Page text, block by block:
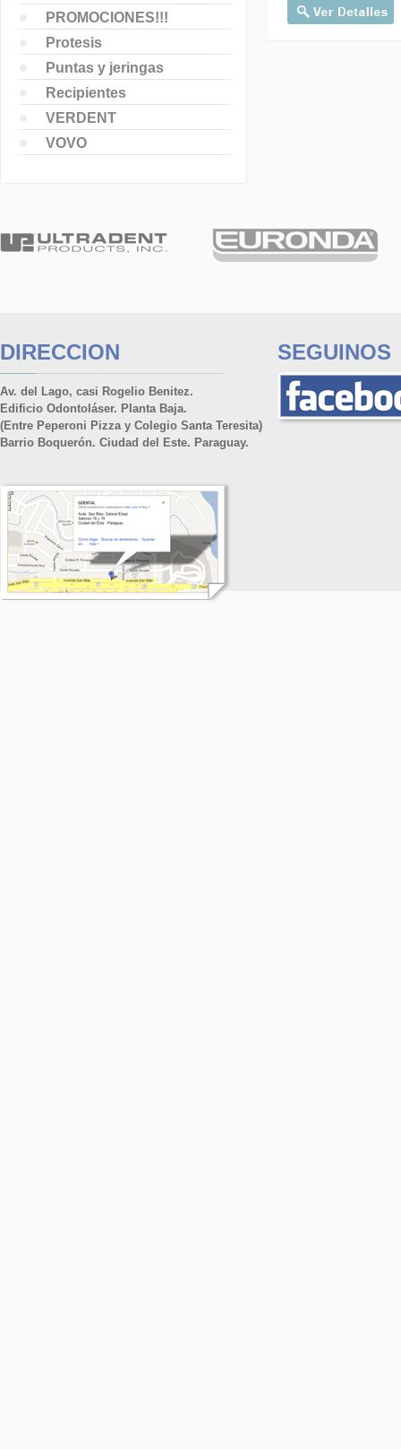
PROMOCIONES!!!
Protesis
Puntas y jeringas
Recipientes
VERDENT
VOVO
DIRECCION
Av. del Lago, casi Rogelio Benitez.
Edificio Odontoláser. Planta Baja.
(Entre Peperoni Pizza y Colegio Santa Teresita)
Barrio Boquerón. Ciudad del Este. Paraguay.
SEGUINOS